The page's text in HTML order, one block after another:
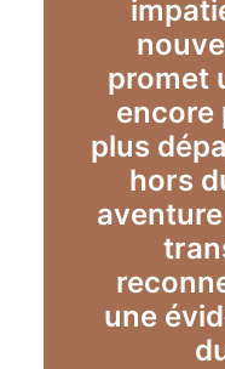
promet
encore
plus
hors
une